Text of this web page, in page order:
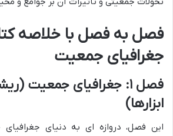
فصل به فصل با خلاصه
جغرافیای جمعیت
فصل ۱: جغرافیای جمعیت
ابزارها)
این فصل، دروازه ای به دنیای